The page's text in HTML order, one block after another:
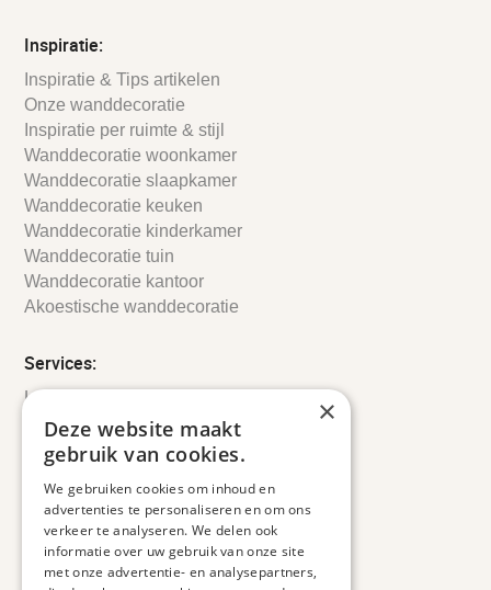
Inspiratie:
Inspiratie & Tips artikelen
Onze wanddecoratie
Inspiratie per ruimte & stijl
Wanddecoratie woonkamer
Wanddecoratie slaapkamer
Wanddecoratie keuken
Wanddecoratie kinderkamer
Wanddecoratie tuin
Wanddecoratie kantoor
Akoestische wanddecoratie
Services:
Leveringsinformatie
Retourbeleid
Informatie
Veelgestelde vragen
Duurzaam ondernemen
Contact informatie
×
Deze website maakt
gebruik van cookies.
We gebruiken cookies om inhoud en
advertenties te personaliseren en om ons
verkeer te analyseren. We delen ook
informatie over uw gebruik van onze site
met onze advertentie- en analysepartners,